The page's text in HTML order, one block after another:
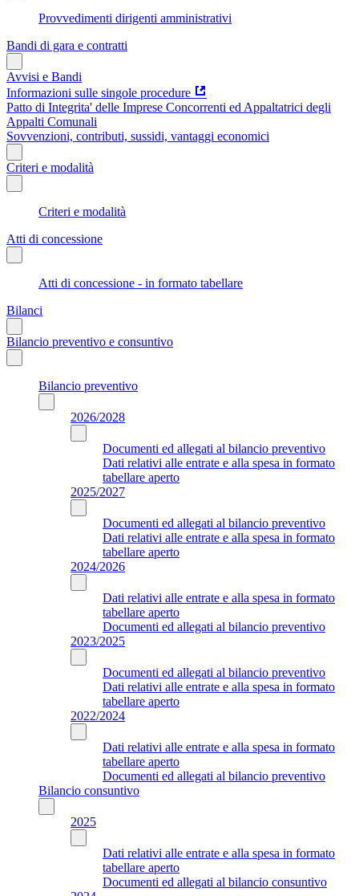
Provvedimenti dirigenti amministrativi
Bandi di gara e contratti
Avvisi e Bandi
Informazioni sulle singole procedure
Patto di Integrita' delle Imprese Concorrenti ed Appaltatrici degli
Appalti Comunali
Sovvenzioni, contributi, sussidi, vantaggi economici
Criteri e modalità
Criteri e modalità
Atti di concessione
Atti di concessione - in formato tabellare
Bilanci
Bilancio preventivo e consuntivo
Bilancio preventivo
2026/2028
Documenti ed allegati al bilancio preventivo
Dati relativi alle entrate e alla spesa in formato
tabellare aperto
2025/2027
Documenti ed allegati al bilancio preventivo
Dati relativi alle entrate e alla spesa in formato
tabellare aperto
2024/2026
Dati relativi alle entrate e alla spesa in formato
tabellare aperto
Documenti ed allegati al bilancio preventivo
2023/2025
Documenti ed allegati al bilancio preventivo
Dati relativi alle entrate e alla spesa in formato
tabellare aperto
2022/2024
Dati relativi alle entrate e alla spesa in formato
tabellare aperto
Documenti ed allegati al bilancio preventivo
Bilancio consuntivo
2025
Dati relativi alle entrate e alla spesa in formato
tabellare aperto
Documenti ed allegati al bilancio consuntivo